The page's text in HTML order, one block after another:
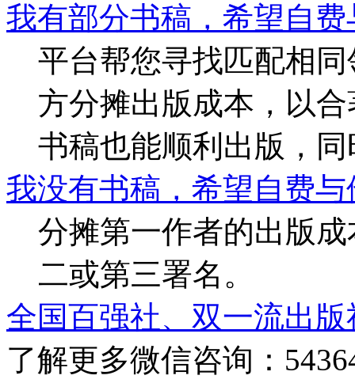
我有部分书稿，希望自
平台帮您寻找匹配相
方分摊出版成本，以
书稿也能顺利出版，
我没有书稿，希望自费
分摊第一作者的出版
二或第三署名。
全国百强社、双一流出
了解更多微信咨询：